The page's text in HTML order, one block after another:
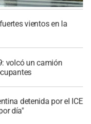
vientos en la
volcó un camión
detenida por el ICE
día"